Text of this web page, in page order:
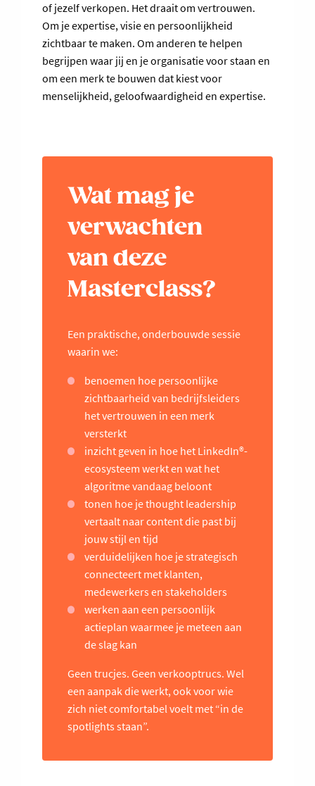
of jezelf verkopen. Het draait om vertrouwen.
Om je expertise, visie en persoonlijkheid
zichtbaar te maken. Om anderen te helpen
begrijpen waar jij en je organisatie voor staan en
om een merk te bouwen dat kiest voor
menselijkheid, geloofwaardigheid en expertise.
Wat mag je
verwachten
van deze
Masterclass?
Een praktische, onderbouwde sessie
waarin we:
benoemen hoe persoonlijke
zichtbaarheid van bedrijfsleiders
het vertrouwen in een merk
versterkt
inzicht geven in hoe het LinkedIn®-
ecosysteem werkt en wat het
algoritme vandaag beloont
tonen hoe je thought leadership
vertaalt naar content die past bij
jouw stijl en tijd
verduidelijken hoe je strategisch
connecteert met klanten,
medewerkers en stakeholders
werken aan een persoonlijk
actieplan waarmee je meteen aan
de slag kan
Geen trucjes. Geen verkooptrucs. Wel
een aanpak die werkt, ook voor wie
zich niet comfortabel voelt met “in de
spotlights staan”.